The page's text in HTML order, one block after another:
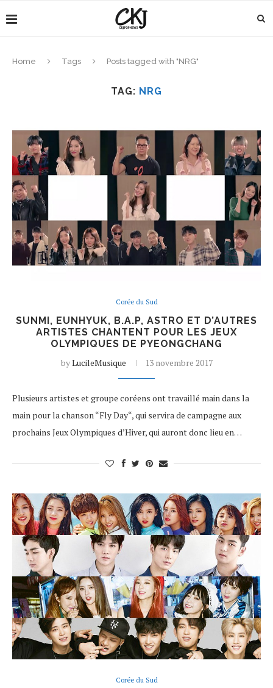
Home Tags Posts tagged with "NRG"
TAG: NRG
Corée du Sud
SUNMI, EUNHYUK, B.A.P, ASTRO ET D’AUTRES
ARTISTES CHANTENT POUR LES JEUX
OLYMPIQUES DE PYEONGCHANG
byLucileMusique 13 novembre 2017
Plusieurs artistes et groupe coréens ont travaillé main dans la
main pour la chanson “Fly Day“, qui servira de campagne aux
prochains Jeux Olympiques d’Hiver, qui auront donc lieu en…
Corée du Sud